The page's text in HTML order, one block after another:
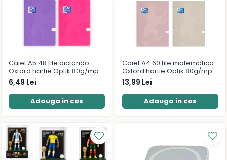
Caiet A5 48 file dictando
Oxford hartie Optik 80g/mp
diverse culori
6,49 Lei
Adauga in cos
Caiet A4 60 file matematica
Oxford hartie Optik 80g/mp
motiv Touch Pastel
13,99 Lei
Adauga in cos